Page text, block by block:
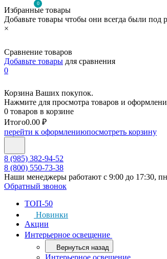
0
Избранные товары
Добавьте товары чтобы они всегда были под
×
Сравнение товаров
Добавьте товары для сравнения
0
Корзина Ваших покупок.
Нажмите для просмотра товаров и
0 товаров в корзине
Итого0.00 ₽
перейти к оформлениюпосмотреть корзину
8 (985) 382-94-52
8 (800) 550-73-38
Наши менеджеры работают с 9:00 до 17:30,
Обратный звонок
ТОП-50
Новинки
Акции
Интерьерное освещение
Вернуться назад
Интерьерное освещение